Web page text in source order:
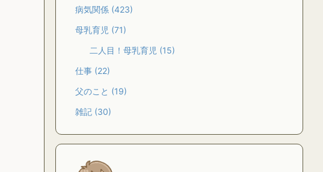
病気関係 (423)
母乳育児 (71)
二人目！母乳育児 (15)
仕事 (22)
父のこと (19)
雑記 (30)